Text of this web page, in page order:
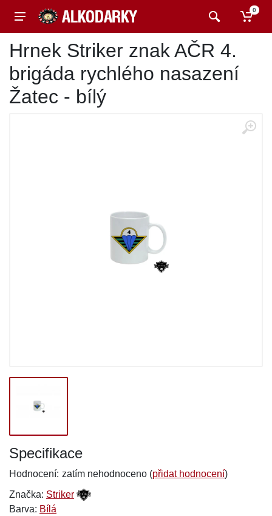
0
Hrnek Striker znak AČR 4.
brigáda rychlého nasazení
Žatec - bílý
Specifikace
Hodnocení: zatím nehodnoceno (přidat hodnocení)
Značka: Striker
Barva: Bílá